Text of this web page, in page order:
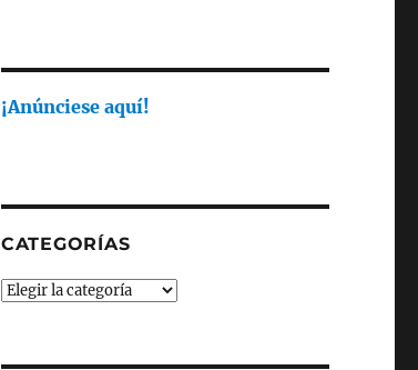
¡Anúnciese aquí!
CATEGORÍAS
Categorías